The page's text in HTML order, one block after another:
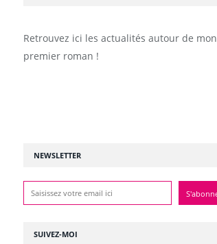
NEWSLETTER
SUIVEZ-MOI
Retrouvez ici les actualités autour de mon
premier roman !